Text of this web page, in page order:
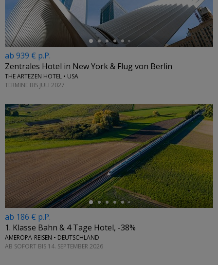
ab 939 € p.P.
Zentrales Hotel in New York & Flug von Berlin
THE ARTEZEN HOTEL • USA
TERMINE BIS JULI 2027
←
ab 186 € p.P.
1. Klasse Bahn & 4 Tage Hotel, -38%
AMEROPA-REISEN • DEUTSCHLAND
AB SOFORT BIS 14. SEPTEMBER 2026